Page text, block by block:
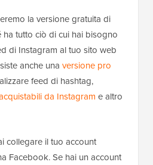
la versione gratuita di
tutto ciò di cui hai bisogno
di Instagram al tuo sito web
anche una versione pro
feed di hashtag,
da Instagram e altro
collegare il tuo account
Facebook. Se hai un account